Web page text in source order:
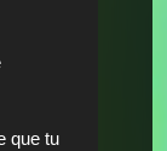
que tu